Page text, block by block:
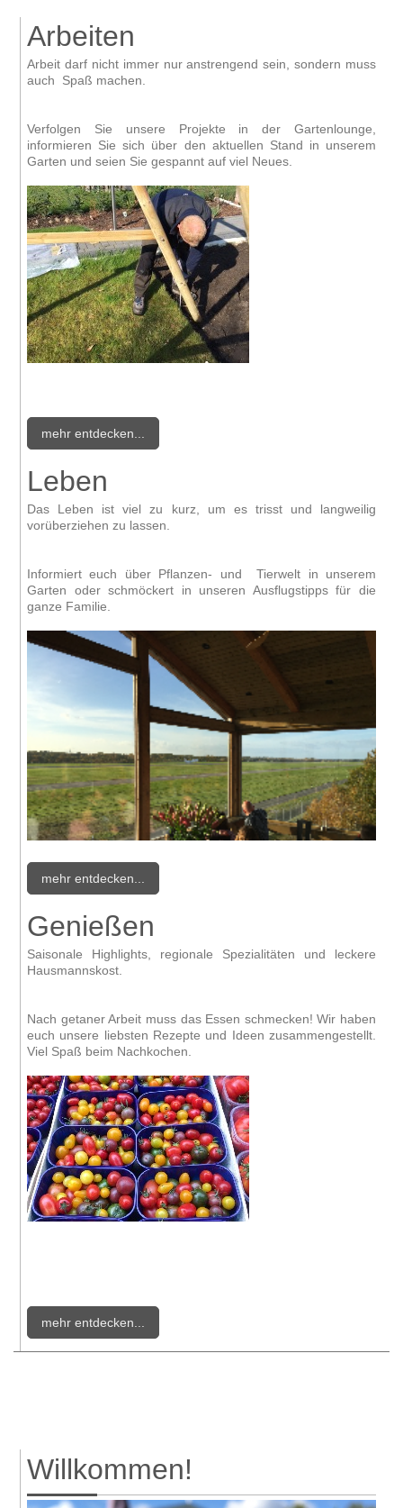
Arbeiten
Arbeit darf nicht immer nur anstrengend sein, sondern muss
auch Spaß machen.
Verfolgen Sie unsere Projekte in der Gartenlounge,
informieren Sie sich über den aktuellen Stand in unserem
Garten und seien Sie gespannt auf viel Neues.
mehr entdecken...
Leben
Das Leben ist viel zu kurz, um es trisst und langweilig
vorüberziehen zu lassen.
Informiert euch über Pflanzen- und Tierwelt in unserem
Garten oder schmöckert in unseren Ausflugstipps für die
ganze Familie.
mehr entdecken...
Genießen
Saisonale Highlights, regionale Spezialitäten und leckere
Hausmannskost.
Nach getaner Arbeit muss das Essen schmecken! Wir haben
euch unsere liebsten Rezepte und Ideen zusammengestellt.
Viel Spaß beim Nachkochen.
mehr entdecken...
Willkommen!